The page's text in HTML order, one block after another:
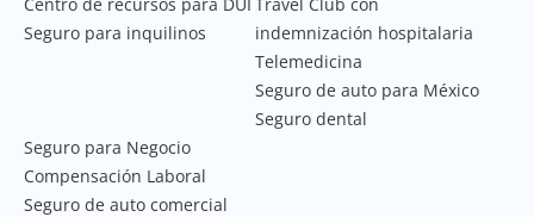
Seguro para inquilinos
indemnización hospitalaria
Telemedicina
Seguro de auto para México
Seguro dental
Seguro para Negocio
Compensación Laboral
Seguro de auto comercial